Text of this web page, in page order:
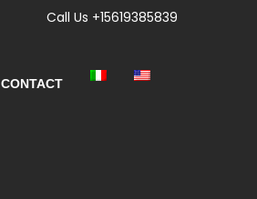
Call Us +15619385839
CONTACT